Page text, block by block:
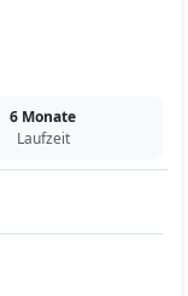
6 Monate
Laufzeit